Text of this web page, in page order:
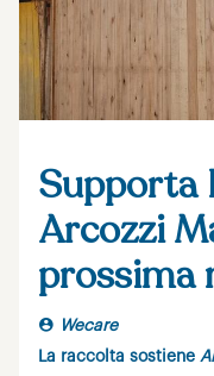
Supporta
Arcozzi
prossima
Wecare
La raccolta sostiene